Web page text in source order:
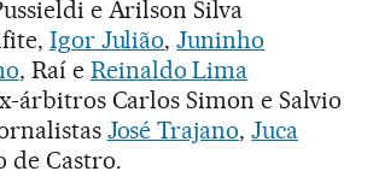
e Arilson Silva
Igor Julião,Juninho
, Raí e Reinaldo Lima
árbitros Carlos Simon e Salvio
José Trajano,Juca
de Castro.